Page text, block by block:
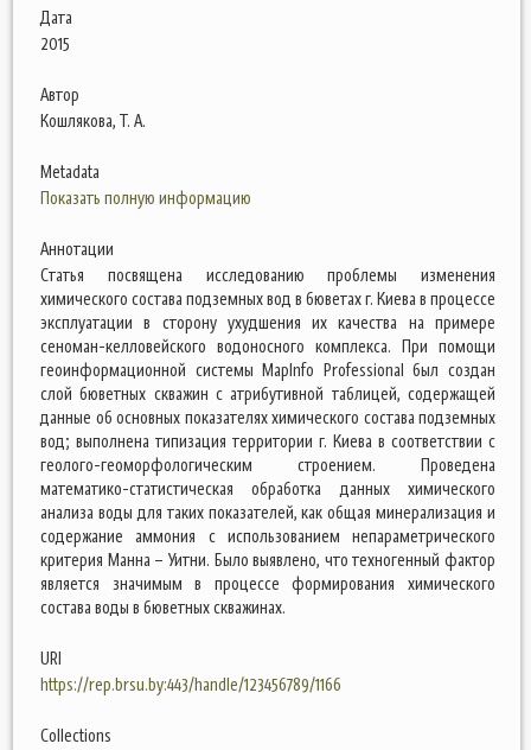
Дата
2015
Автор
Кошлякова, Т. А.
Metadata
Показать полную информацию
Аннотации
Статья посвящена исследованию проблемы изменения
химического состава подземных вод в бюветах г. Киева в процессе
эксплуатации в сторону ухудшения их качества на примере
сеноман-келловейского водоносного комплекса. При помощи
геоинформационной системы MapInfo Professional был создан
слой бюветных скважин с атрибутивной таблицей, содержащей
данные об основных показателях химического состава подземных
вод; выполнена типизация территории г. Киева в соответствии с
геолого-геоморфологическим строением. Проведена
математико-статистическая обработка данных химического
анализа воды для таких показателей, как общая минерализация и
содержание аммония с использованием непараметрического
критерия Манна – Уитни. Было выявлено, что техногенный фактор
является значимым в процессе формирования химического
состава воды в бюветных скважинах.
URI
https://rep.brsu.by:443/handle/123456789/1166
Collections